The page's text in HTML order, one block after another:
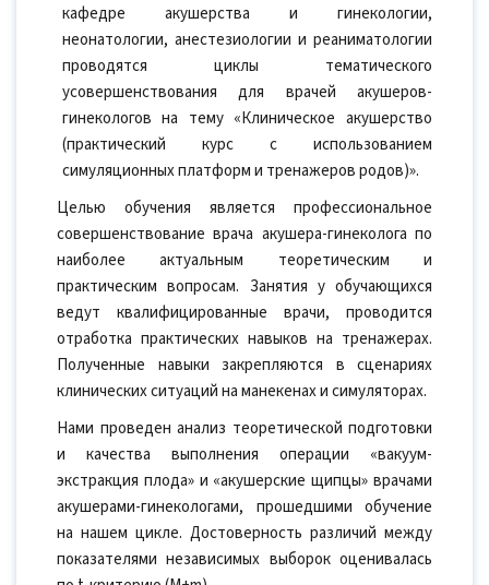
кафедре акушерства и гинекологии,
неонатологии, анестезиологии и реаниматологии
проводятся циклы тематического
усовершенствования для врачей акушеров-
гинекологов на тему «Клиническое акушерство
(практический курс с использованием
симуляционных платформ и тренажеров родов)».
Целью обучения является профессиональное
совершенствование врача акушера-гинеколога по
наиболее актуальным теоретическим и
практическим вопросам. Занятия у обучающихся
ведут квалифицированные врачи, проводится
отработка практических навыков на тренажерах.
Полученные навыки закрепляются в сценариях
клинических ситуаций на манекенах и симуляторах.
Нами проведен анализ теоретической подготовки
и качества выполнения операции «вакуум-
экстракция плода» и «акушерские щипцы» врачами
акушерами-гинекологами, прошедшими обучение
на нашем цикле. Достоверность различий между
показателями независимых выборок оценивалась